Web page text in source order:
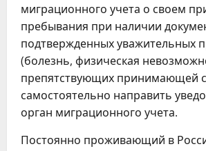
миграционного учета о своем
пребывания при наличии
подтвержденных уважительных
(болезнь, физическая
препятствующих принимающей
самостоятельно направить
орган миграционного учета.
Постоянно проживающий в